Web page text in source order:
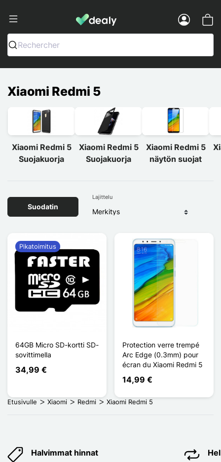
Dealy - Kotelot ja tarvikkeet
Rechercher
Xiaomi Redmi 5
Xiaomi Redmi 5
Suojakuorja
Xiaomi Redmi 5
Suojakuorja
Xiaomi Redmi 5
näytön suojat
Suodatin
Lajittelu
64GB Micro SD-kortti SD-
sovittimella
34,99 €
Pikatoimitus
Protection verre trempé
Arc Edge (0.3mm) pour
écran du Xiaomi Redmi 5
14,99 €
Etusivulle Xiaomi Redmi Xiaomi Redmi 5
Halvimmat hinnat